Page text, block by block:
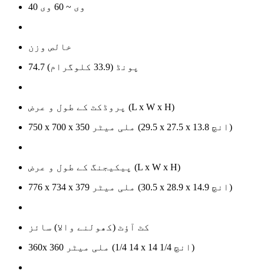
40 وی ~ 60 وی
خالص وزن
74.7 پونڈ (33.9 کلوگرام)
پروڈکٹ کے طول و عرض (L x W x H)
750 x 700 x 350 ملی میٹر (29.5 x 27.5 x 13.8 انچ)
پیکیجنگ کے طول و عرض (L x W x H)
776 x 734 x 379 ملی میٹر (30.5 x 28.9 x 14.9 انچ)
کٹ آؤٹ (کھولنے والا) سائز
360x 360 ملی میٹر (14 1/4 x 14 1/4 انچ)